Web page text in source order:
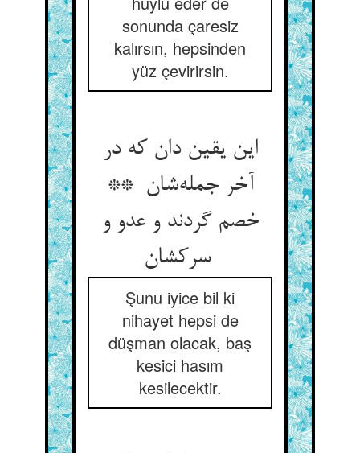
sonunda çaresiz
kalırsın, hepsinden
yüz çevirirsin.
این یقین دان که در
آخر جمله‌شان **
خصم گردند و عدو و
سرکشان
Şunu iyice bil ki
nihayet hepsi de
düşman olacak, baş
kesici hasım
kesilecektir.